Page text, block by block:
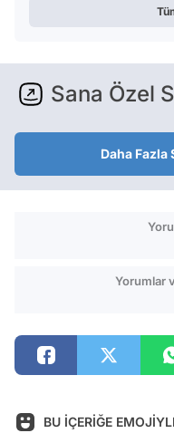
Sana Özel
Daha Fazla
Yorumlar
BU İÇERİĞE